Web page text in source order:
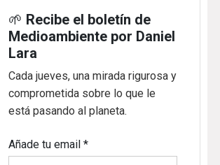
🌱 Recibe el boletín de
Medioambiente por Daniel
Lara
Cada jueves, una mirada rigurosa y
comprometida sobre lo que le
está pasando al planeta.
Añade tu email*